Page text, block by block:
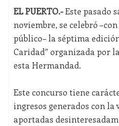
EL PUERTO.-Este pasado
noviembre, se celebró
público– la séptima
Caridad” organizada por
esta Hermandad.
Este concurso tiene
ingresos generados con la
aportadas